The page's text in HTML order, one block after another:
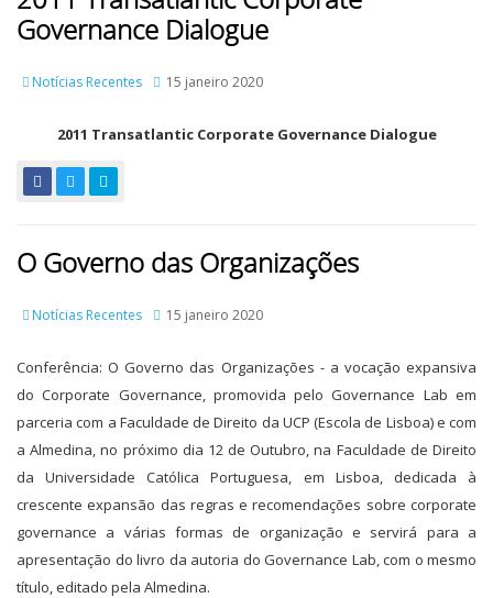
Governance Dialogue
Notícias Recentes 15 janeiro 2020
2011 Transatlantic Corporate Governance Dialogue
O Governo das Organizações
Notícias Recentes 15 janeiro 2020
Conferência: O Governo das Organizações - a vocação expansiva
do Corporate Governance, promovida pelo Governance Lab em
parceria com a Faculdade de Direito da UCP (Escola de Lisboa) e com
a Almedina, no próximo dia 12 de Outubro, na Faculdade de Direito
da Universidade Católica Portuguesa, em Lisboa, dedicada à
crescente expansão das regras e recomendações sobre corporate
governance a várias formas de organização e servirá para a
apresentação do livro da autoria do Governance Lab, com o mesmo
título, editado pela Almedina.